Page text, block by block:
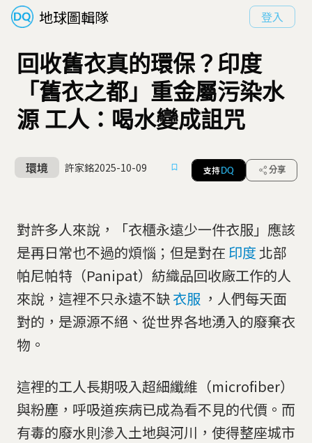
地球圖輯隊 登入
回收舊衣真的環保？印度
「舊衣之都」重金屬污染水
源 工人：喝水變成詛咒
環境 許家銘2025-10-09 支持 DQ 分享
對許多人來說，「衣櫃永遠少一件衣服」應該
是再日常也不過的煩惱；但是對在 印度 北部
帕尼帕特（Panipat）紡織品回收廠工作的人
來說，這裡不只永遠不缺衣服 ，人們每天面
對的，是源源不絕、從世界各地湧入的廢棄衣
物。
這裡的工人長期吸入超細纖維（microfiber）
與粉塵，呼吸道疾病已成為看不見的代價。而
有毒的廢水則滲入土地與河川，使得整座城市